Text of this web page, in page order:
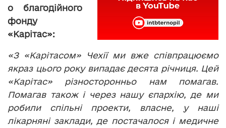
о благодійного
фонду
«Карітас»:
«З «Карітасом» Чехії ми вже співпрацюємо
якраз цього року випадає десята річниця. Цей
«Карітас» різносторонньо нам помагав.
Помагав також і через нашу єпархію, де ми
робили спільні проекти, власне, у наші
лікарняні заклади, де постачалося і медичне